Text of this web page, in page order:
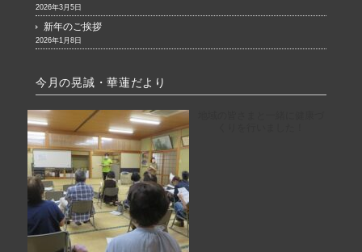
2026年3月5日
新年のご挨拶
2026年1月8日
今月の晃誠・華蓮だより